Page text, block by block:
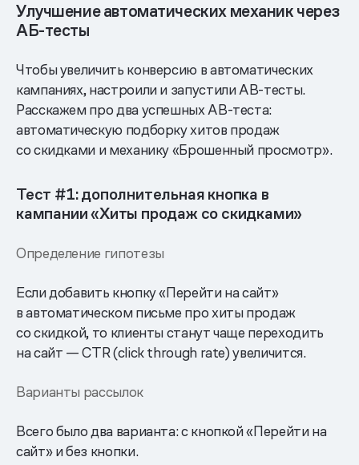
Улучшение автоматических механик через
АБ-тесты
Чтобы увеличить конверсию в автоматических
кампаниях, настроили и запустили AB-тесты.
Расскажем про два успешных AB-теста:
автоматическую подборку хитов продаж
со скидками и механику «Брошенный просмотр».
Тест #1: дополнительная кнопка в
кампании «Хиты продаж со скидками»
Определение гипотезы
Если добавить кнопку «Перейти на сайт»
в автоматическом письме про хиты продаж
со скидкой, то клиенты станут чаще переходить
на сайт — CTR (click through rate) увеличится.
Варианты рассылок
Всего было два варианта: с кнопкой «Перейти на
сайт» и без кнопки.